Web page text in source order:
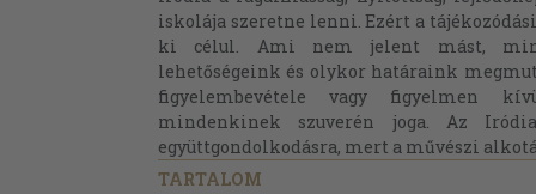
iskolája szeretne lenni. Ezért a
ki célul. Ami nem jelent mást,
lehetőségeink és olykor határaink
figyelembevétele vagy figyelmen
mindenkinek szuverén joga. Az
együttgondolkodásra, mert a művészi
TARTALOM